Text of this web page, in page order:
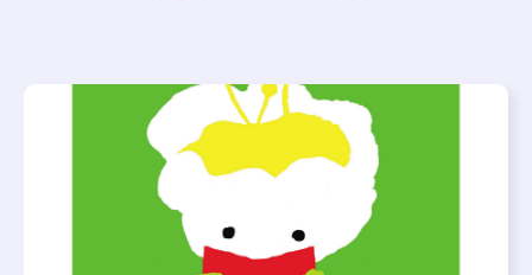
BIBLIOTHÈQUES ÉVÉNEMENTS , LECTURE INDIVIDUALISÉE
LITTÉRATURE JEUNESSE